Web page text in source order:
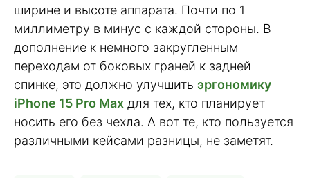
ширине и высоте аппарата. Почти по 1
миллиметру в минус с каждой стороны. В
дополнение к немного закругленным
переходам от боковых граней к задней
спинке, это должно улучшить эргономику
iPhone 15 Pro Max для тех, кто планирует
носить его без чехла. А вот те, кто пользуется
различными кейсами разницы, не заметят.